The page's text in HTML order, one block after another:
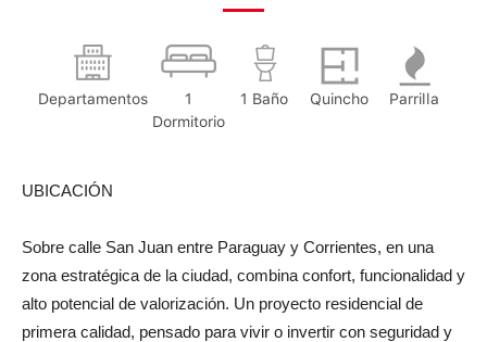
Departamentos
1
Dormitorio
1 Baño Quincho Parrilla
UBICACIÓN
Sobre calle San Juan entre Paraguay y Corrientes, en una
zona estratégica de la ciudad, combina confort, funcionalidad y
alto potencial de valorización. Un proyecto residencial de
primera calidad, pensado para vivir o invertir con seguridad y